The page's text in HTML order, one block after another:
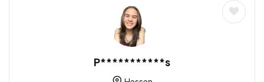
P***********s